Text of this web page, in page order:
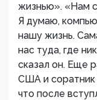
жизнью». «Нам
Я думаю,
нашу жизнь.
нас туда, где
сказал он. Еще
США и соратник
что после